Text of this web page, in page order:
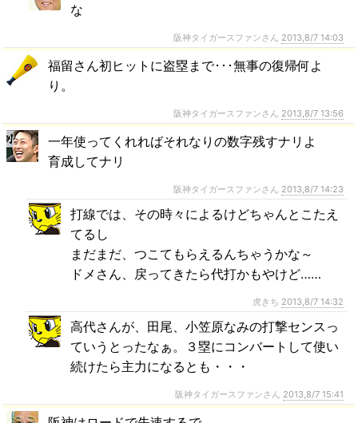
な
阪神タイガースファンさん 2013,8/7 14:03
福留さん初ヒットに盗塁まで･･･無事の復帰何よ
り。
阪神タイガースファンさん 2013,8/7 13:56
一年使ってくれればそれなりの数字残すナリよ
育成してナリ
阪神タイガースファンさん 2013,8/7 14:23
打線では、その時々によるけどちゃんとこたえ
てるし
まだまだ、つこてもらえるんちゃうかな～
ドメさん、戻ってきたら代打かもやけど……
虎きち 2013,8/7 14:32
高代さんが、田尾、小笠原なみの打撃センスっ
ていうとったなぁ。３塁にコンバートして使い
続けたら主力になるとも・・・
阪神タイガースファンさん 2013,8/7 15:41